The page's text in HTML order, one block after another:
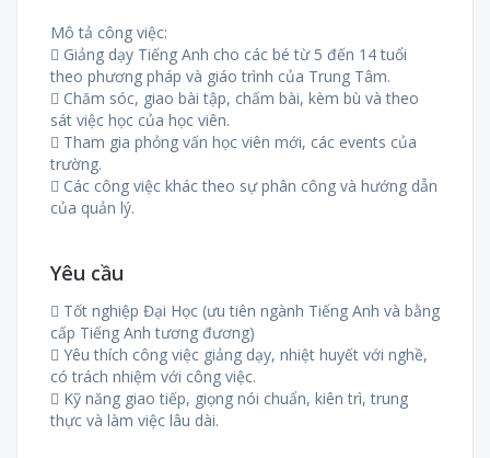
Mô tả công việc:
 Giảng dạy Tiếng Anh cho các bé từ 5 đến 14 tuổi
theo phương pháp và giáo trình của Trung Tâm.
 Chăm sóc, giao bài tập, chấm bài, kèm bù và theo
sát việc học của học viên.
 Tham gia phỏng vấn học viên mới, các events của
trường.
 Các công việc khác theo sự phân công và hướng dẫn
của quản lý.
Yêu cầu
 Tốt nghiệp Đại Học (ưu tiên ngành Tiếng Anh và bằng
cấp Tiếng Anh tương đương)
 Yêu thích công việc giảng dạy, nhiệt huyết với nghề,
có trách nhiệm với công việc.
 Kỹ năng giao tiếp, giọng nói chuẩn, kiên trì, trung
thực và làm việc lâu dài.